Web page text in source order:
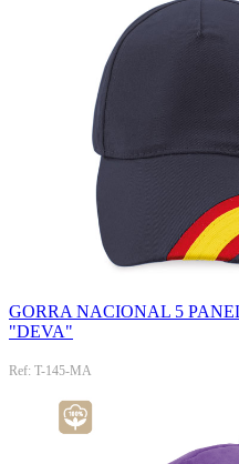
GORRA NACIONAL 5
"DEVA"
Ref: T-145-MA